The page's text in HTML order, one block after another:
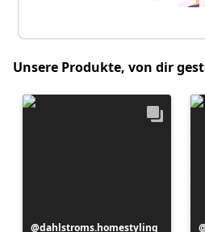
Unsere Produkte, von dir
Beitrag
dahlstroms.homestyling